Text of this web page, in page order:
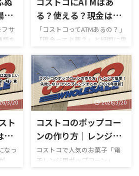
口
底
く
ー
く
商品一覧はこちら GWゴールデ
ンウィーク期間中のコストコ
がゴールデンウィークにコス
トコを訪れるのは毎年の楽し
みの一つですが、この時期の
営業時間変更や混雑状況には
いつも気を遣います。特に
2026年のゴールデンウィーク
は最 ...
！
ラ
フサ
を
ト
ド大
底解
ポ
も
つい
事
る？使える？現金は必
要？支払い方法まで完
全解説【2026年最新】
「コストコってATMあるの？」
「現金って必要？」と疑問に思
ったことはありませんか？ 結
論から言うと、コストコは基本
的にキャッシュレス中心の店
舗で、ATMの設置状況や使い方
も一般のスーパーとは少し違
います。 この記事では、コス
トコのATM事情について、設置
の有無・使える銀行・手数
料・現金が必要な場面までわ
結論・コストコ店舗内にATMが
ある場合もあるが「必ずある
3/20
ト
美
チ
なっ
2026/3/20
コストコのポップコー
ンの作り方｜レンジで
簡単！失敗しないコツ
とアレンジまとめ
コストコで人気のお菓子「電
子レンジ用ポップコーン」。
「どうやって作るの？」「爆発